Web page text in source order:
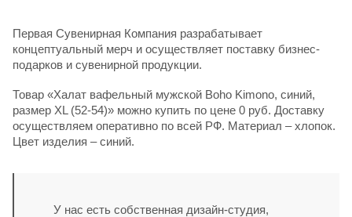
Первая Сувенирная Компания разрабатывает
концептуальный мерч и осуществляет поставку бизнес-
подарков и сувенирной продукции.
Товар «Халат вафельный мужской Boho Kimono, синий,
размер XL (52-54)» можно купить по цене 0 руб. Доставку
осуществляем оперативно по всей РФ. Материал – хлопок.
Цвет изделия – синий.
У нас есть собственная дизайн-студия,